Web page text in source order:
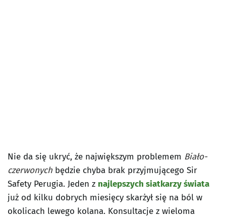
Nie da się ukryć, że największym problemem Biało-
czerwonych będzie chyba brak przyjmującego Sir
Safety Perugia. Jeden z najlepszych siatkarzy świata
już od kilku dobrych miesięcy skarżył się na ból w
okolicach lewego kolana. Konsultacje z wieloma